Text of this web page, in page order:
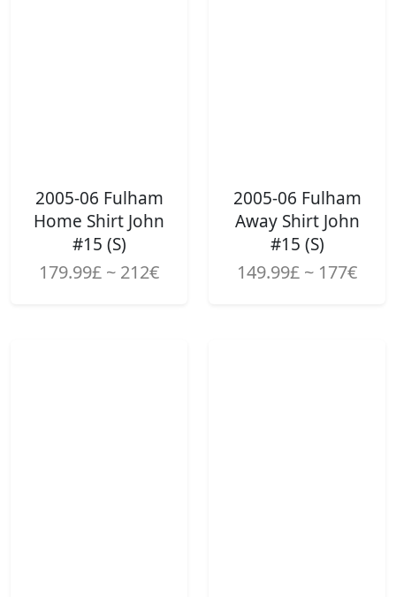
2005-06 Fulham
Home Shirt John
#15 (S)
179.99£ ~ 212€
2005-06 Fulham
Away Shirt John
#15 (S)
149.99£ ~ 177€